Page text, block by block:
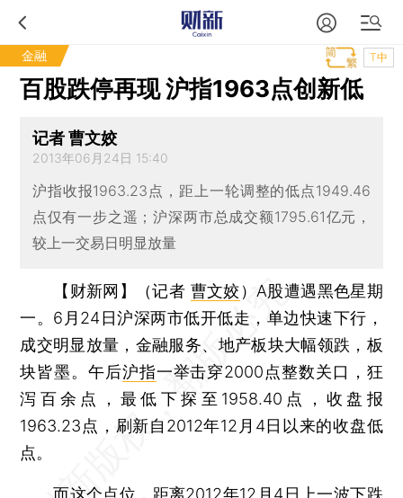
金融 T中
百股跌停再现 沪指1963点创新低
记者 曹文姣
2013年06月24日 15:40
沪指收报1963.23点，距上一轮调整的低点1949.46
点仅有一步之遥；沪深两市总成交额1795.61亿元，
较上一交易日明显放量
【财新网】（记者 曹文姣） A股遭遇黑色星期
一。6月24日沪深两市低开低走，单边快速下行，
成交明显放量，金融服务、地产板块大幅领跌，板
块皆墨。午后沪指一举击穿2000点整数关口，狂
泻百余点，最低下探至1958.40点，收盘报
1963.23点，刷新自2012年12月4日以来的收盘低
点。
而这个点位，距离2012年12月4日上一波下跌